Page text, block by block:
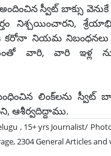
స్వీట్‌ బాక్సు
నిశ్చయించారని,
నియమ నిబంధనలు
వారి, వారి ఇళ్ల
లింక్‌లను స్వీట్
ఆశీర్వదిద్దాము.
, 15+ yrs Journalist/
2304 General Articles